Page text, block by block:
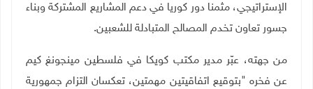
الإستراتيجي، مثمنا دور كوريا في دعم المشاريع المشتركة وبناء
جسور تعاون تخدم المصالح المتبادلة للشعبين.
من جهته، عبّر مدير مكتب كويكا في فلسطين مينجونغ كيم
عن فخره "بتوقيع اتفاقيتين مهمتين، تعكسان التزام جمهورية